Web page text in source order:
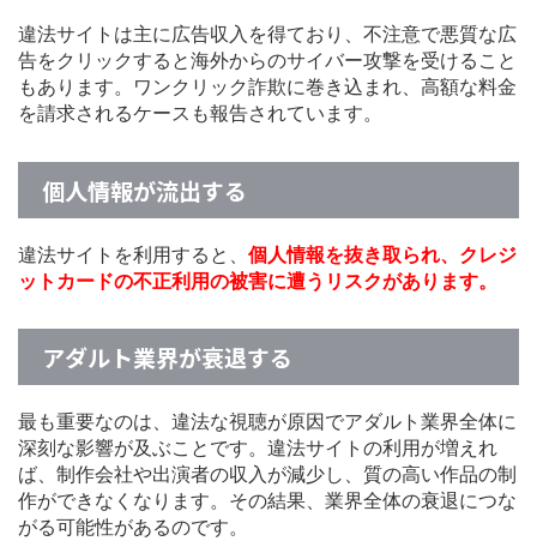
違法サイトは主に広告収入を得ており、不注意で悪質な広
告をクリックすると海外からのサイバー攻撃を受けること
もあります。ワンクリック詐欺に巻き込まれ、高額な料金
を請求されるケースも報告されています。
個人情報が流出する
違法サイトを利用すると、 個人情報を抜き取られ、クレジ
ットカードの不正利用の被害に遭うリスクがあります。
アダルト業界が衰退する
最も重要なのは、違法な視聴が原因でアダルト業界全体に
深刻な影響が及ぶことです。違法サイトの利用が増えれ
ば、制作会社や出演者の収入が減少し、質の高い作品の制
作ができなくなります。その結果、業界全体の衰退につな
がる可能性があるのです。